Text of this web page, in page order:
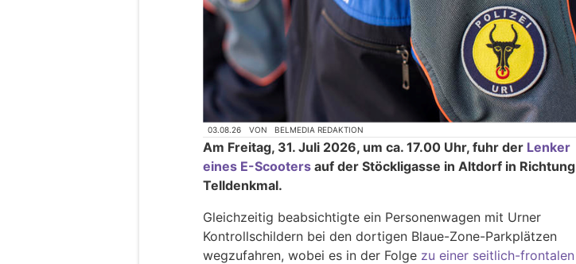
03.08.26 VON BELMEDIA REDAKTION
Am Freitag, 31. Juli 2026, um ca. 17.00 Uhr, fuhr der Lenker
eines E-Scooters auf der Stöckligasse in Altdorf in Richtung
Telldenkmal.
Gleichzeitig beabsichtigte ein Personenwagen mit Urner
Kontrollschildern bei den dortigen Blaue-Zone-Parkplätzen
wegzufahren, wobei es in der Folge zu einer seitlich-frontalen